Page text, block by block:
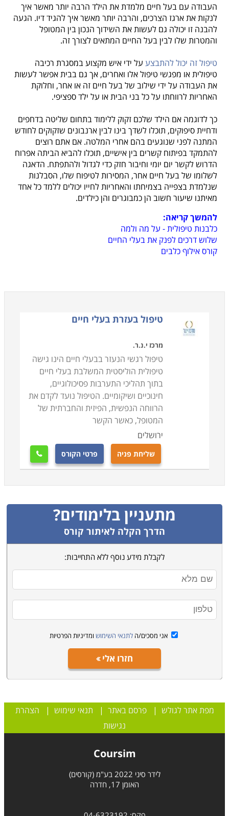
העבודה עם בעל חיים מלמדת את הילד הרבה יותר מאשר איך
לנקות את ארגז הצרכים, והרבה יותר מאשר איך להגיד דיו. הגעה
להבנה זו יכולה גם לעשות את השידוך הנכון בין המטופל
והמטרות שלו לבין בעל החיים המתאים לצורך זה.
טיפול זה יכול להתבצע על ידי איש מקצוע במסגרת רכיבה
טיפולית או מפגשי טיפול אלו ואחרים, אך גם בבית אפשר לעשות
את העבודה על ידי שילוב של בעל חיים זה או אחר, וחלוקת
האחריות לרווחתו על כל בני הבית או על ילד ספציפי.
כך לדוגמה אם הילד שלכם זקוק ללימוד בתחום שליטה בדחפים
ודחיית סיפוקים, תוכלו לשדך בינו לבין ארנבונים שזקוקים לחודש
המתנה לפני שנוגעים בהם אחרי המלטה. אם אתם רוצים
להתמקד בפיתוח קשרים בין אישיים, תוכלו להביא הביתה אפרוח
הדרוש לקשר יום יומי וחיבור חזק כדי לגדול ולהתפתח. הדאגה
לשלומו של בעל חיים אחר, המסירות לטיפוח שלו, הסבלנות
שנלמדת בצפייה בצמיחתו והאחריות לחייו יכולים ללמד כל אחד
מאיתנו שיעור חשוב הן כמבוגרים והן כילדים.
להמשך קריאה:
כלבנות טיפולית - על מה ולמה
שלוש דרכים לפנק את בעלי החיים
קורס אילוף כלבים
טיפול בעזרת בעלי חיים
מרכז י.נ.ר.
טיפול רגשי הנעזר בבעלי חיים הינו גישה
טיפולית הוליסטית המשלבת בעלי חיים
בתוך תהליכי התערבות פסיכולוגיים,
חינוכיים ושיקומיים. הטיפול נועד לקדם את
הרווחה הנפשית, הפיזית והחברתית של
המטופל, כאשר הקשר
ירושלים
שליחת פניה פרטי הקורס 
מתעניין בלימודים?
הדרך הקלה לאיתור קורס
לקבלת מידע נוסף ללא התחייבות:
אני מסכים/ה לתנאי השימוש ומדיניות הפרטיות
חזרו אלי
מפת אתר לגולש |פרסם באתר | תנאי שימוש | הצהרת
נגישות
Coursim
לידר סיני 2022 בע"מ (קורסים)
האומן 17, חדרה